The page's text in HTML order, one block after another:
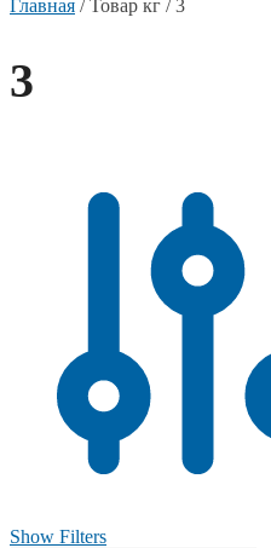
Главная /Товар кг /3
3
Show Filters